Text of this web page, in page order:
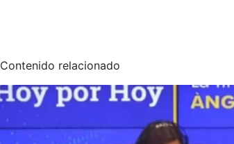
Contenido relacionado